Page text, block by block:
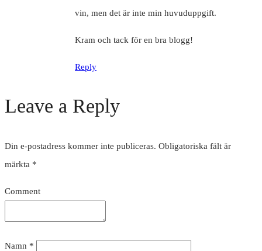
vin, men det är inte min huvuduppgift.
Kram och tack för en bra blogg!
Reply
Leave a Reply
Din e-postadress kommer inte publiceras. Obligatoriska fält är
märkta *
Comment
Namn *